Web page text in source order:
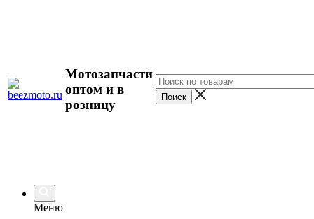
Мотозапчасти
оптом и в
розницу
Меню